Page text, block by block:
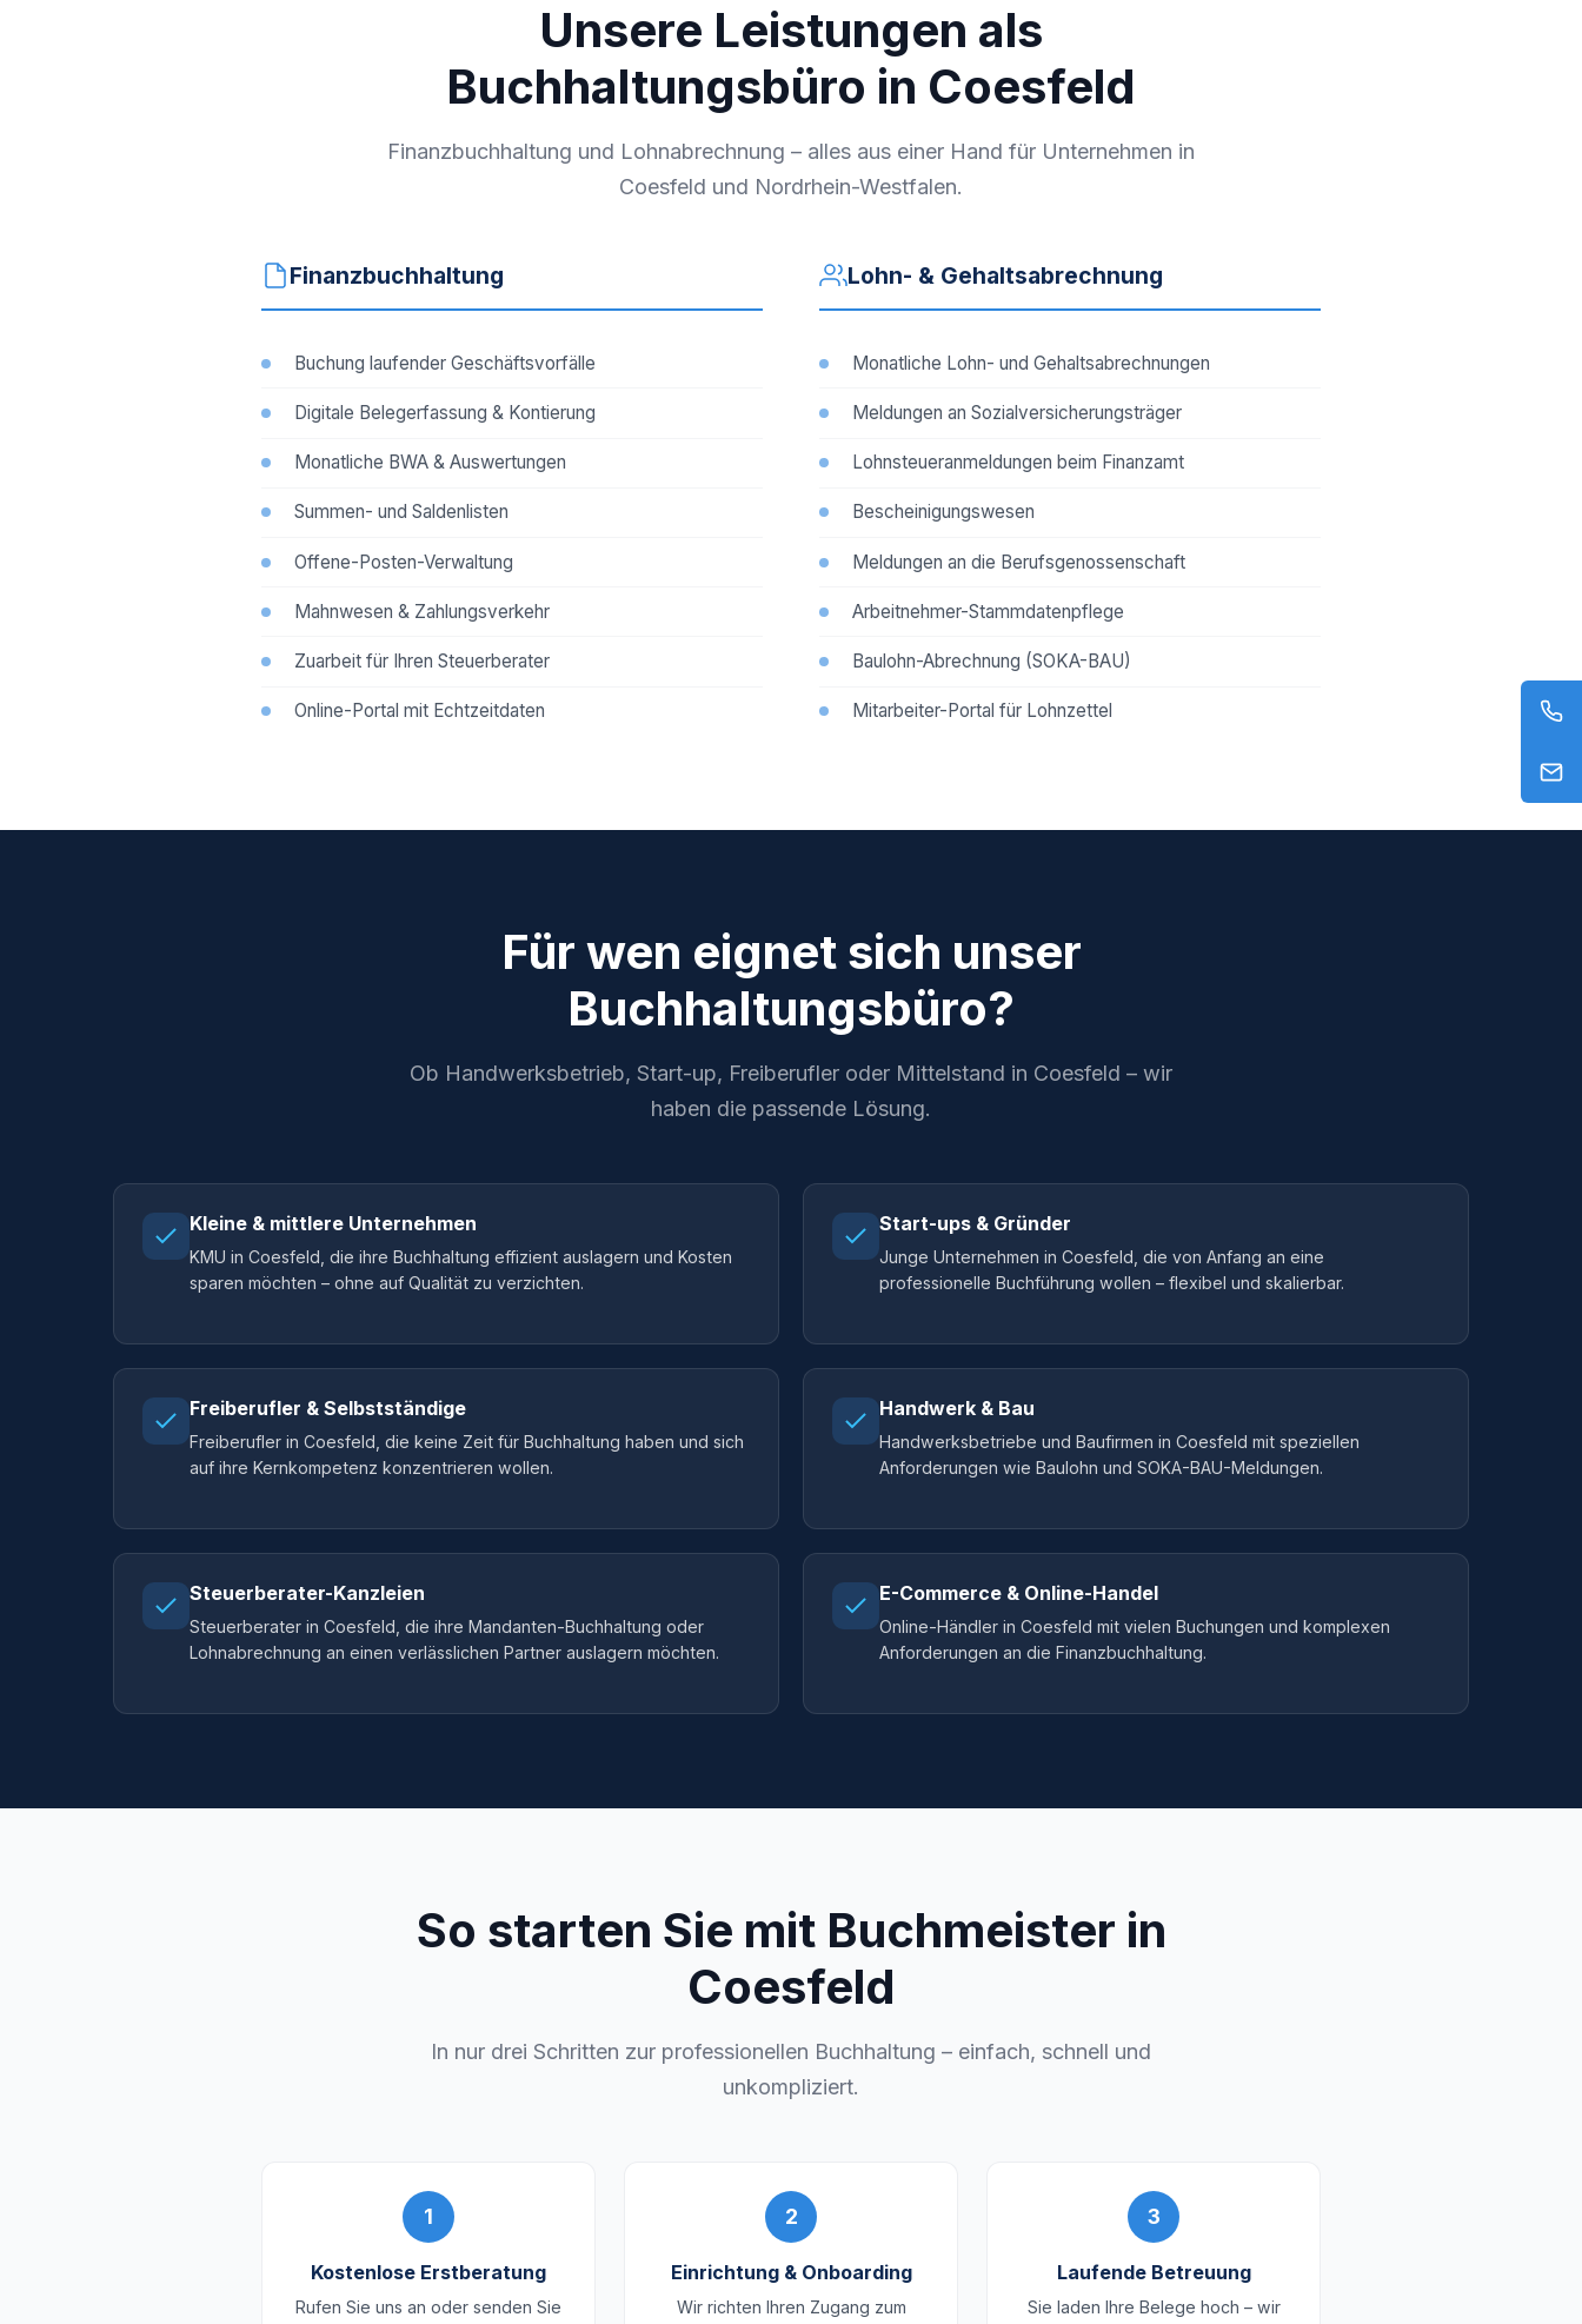
Unsere Leistungen als
Buchhaltungsbüro in Coesfeld
Finanzbuchhaltung und Lohnabrechnung – alles aus einer Hand für Unternehmen in
Coesfeld und Nordrhein-Westfalen.
Finanzbuchhaltung
Buchung laufender Geschäftsvorfälle
Digitale Belegerfassung & Kontierung
Monatliche BWA & Auswertungen
Summen- und Saldenlisten
Offene-Posten-Verwaltung
Mahnwesen & Zahlungsverkehr
Zuarbeit für Ihren Steuerberater
Online-Portal mit Echtzeitdaten
Lohn- & Gehaltsabrechnung
Monatliche Lohn- und Gehaltsabrechnungen
Meldungen an Sozialversicherungsträger
Lohnsteueranmeldungen beim Finanzamt
Bescheinigungswesen
Meldungen an die Berufsgenossenschaft
Arbeitnehmer-Stammdatenpflege
Baulohn-Abrechnung (SOKA-BAU)
Mitarbeiter-Portal für Lohnzettel
Für wen eignet sich unser
Buchhaltungsbüro?
Ob Handwerksbetrieb, Start-up, Freiberufler oder Mittelstand in Coesfeld – wir
haben die passende Lösung.
Kleine & mittlere Unternehmen
KMU in Coesfeld, die ihre Buchhaltung effizient auslagern und Kosten
sparen möchten – ohne auf Qualität zu verzichten.
Start-ups & Gründer
Junge Unternehmen in Coesfeld, die von Anfang an eine
professionelle Buchführung wollen – flexibel und skalierbar.
Freiberufler & Selbstständige
Freiberufler in Coesfeld, die keine Zeit für Buchhaltung haben und sich
auf ihre Kernkompetenz konzentrieren wollen.
Handwerk & Bau
Handwerksbetriebe und Baufirmen in Coesfeld mit speziellen
Anforderungen wie Baulohn und SOKA-BAU-Meldungen.
Steuerberater-Kanzleien
Steuerberater in Coesfeld, die ihre Mandanten-Buchhaltung oder
Lohnabrechnung an einen verlässlichen Partner auslagern möchten.
E-Commerce & Online-Handel
Online-Händler in Coesfeld mit vielen Buchungen und komplexen
Anforderungen an die Finanzbuchhaltung.
So starten Sie mit Buchmeister in
Coesfeld
In nur drei Schritten zur professionellen Buchhaltung – einfach, schnell und
unkompliziert.
1
Kostenlose Erstberatung
Rufen Sie uns an oder senden Sie
2
Einrichtung & Onboarding
Wir richten Ihren Zugang zum
3
Laufende Betreuung
Sie laden Ihre Belege hoch – wir